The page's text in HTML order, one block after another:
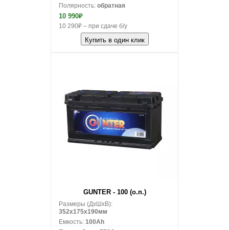
Полярность: обратная
10 990₽
10 290₽ – при сдаче б/у
Купить в один клик
GUNTER - 100 (о.п.)
Размеры (ДxШxВ):
352x175x190мм
Емкость: 100Ah